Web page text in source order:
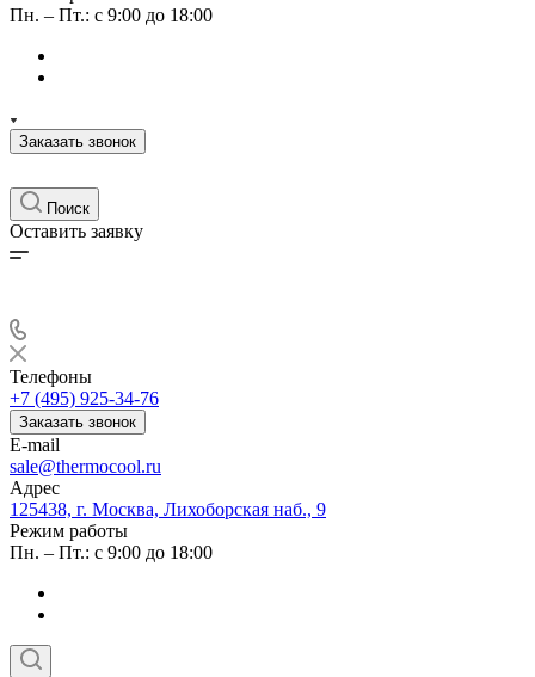
Пн. – Пт.: с 9:00 до 18:00
Заказать звонок
Поиск
Оставить заявку
Телефоны
+7 (495) 925-34-76
Заказать звонок
E-mail
sale@thermocool.ru
Адрес
125438, г. Москва, Лихоборская наб., 9
Режим работы
Пн. – Пт.: с 9:00 до 18:00